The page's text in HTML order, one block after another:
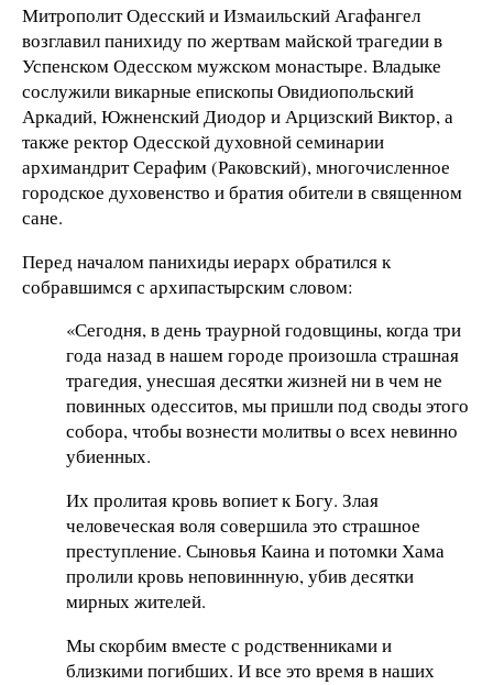
Митрополит Одесский и Измаильский Агафангел
возглавил панихиду по жертвам майской трагедии в
Успенском Одесском мужском монастыре. Владыке
сослужили викарные епископы Овидиопольский
Аркадий, Южненский Диодор и Арцизский Виктор, а
также ректор Одесской духовной семинарии
архимандрит Серафим (Раковский), многочисленное
городское духовенство и братия обители в священном
сане.
Перед началом панихиды иерарх обратился к
собравшимся с архипастырским словом:
«Сегодня, в день траурной годовщины, когда три
года назад в нашем городе произошла страшная
трагедия, унесшая десятки жизней ни в чем не
повинных одесситов, мы пришли под своды этого
собора, чтобы вознести молитвы о всех невинно
убиенных.
Их пролитая кровь вопиет к Богу. Злая
человеческая воля совершила это страшное
преступление. Сыновья Каина и потомки Хама
пролили кровь неповиннную, убив десятки
мирных жителей.
Мы скорбим вместе с родственниками и
близкими погибших. И все это время в наших